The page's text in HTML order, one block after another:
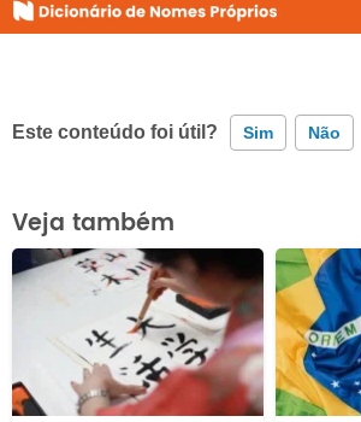
Este conteúdo foi útil? Sim Não
Este conteúdo contém informação
Este conteúdo não tem a informação
Outro
Veja também